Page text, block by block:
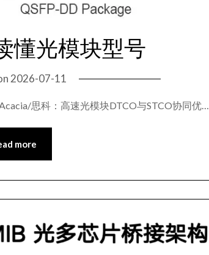
懂光模块型号
2026-07-11
思科：高速光模块DTCO与STCO协同优…
more